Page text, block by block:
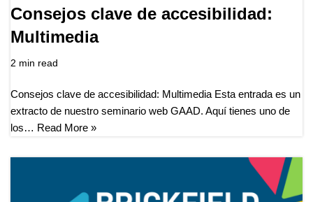
Consejos clave de accesibilidad:
Multimedia
2 min read
Consejos clave de accesibilidad: Multimedia Esta entrada es un
extracto de nuestro seminario web GAAD. Aquí tienes uno de
los… Read More »